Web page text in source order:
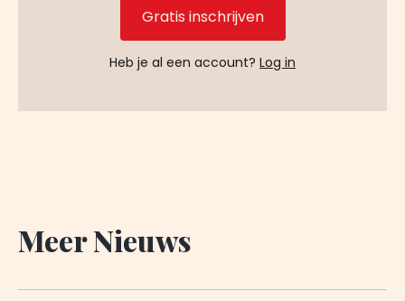
Gratis inschrijven
Heb je al een account? Log in
Meer Nieuws